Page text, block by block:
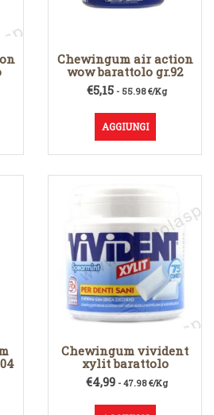
Chewingum air action
wow barattolo gr.92
€5,15 - 55.98 €/Kg
AGGIUNGI
Chewingum vivident
xylit barattolo
€4,99 - 47.98 €/Kg